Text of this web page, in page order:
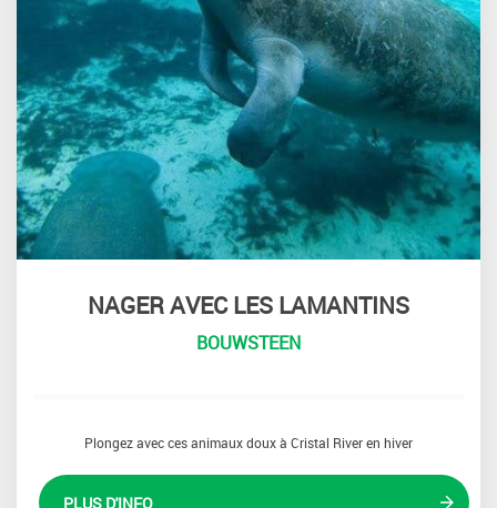
NAGER AVEC LES LAMANTINS
BOUWSTEEN
Plongez avec ces animaux doux à Cristal River en hiver
PLUS D'INFO